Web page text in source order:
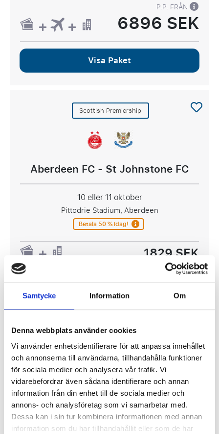
Samtycke Information Om
Denna webbplats använder cookies
Vi använder enhetsidentifierare för att anpassa innehållet
och annonserna till användarna, tillhandahålla funktioner
för sociala medier och analysera vår trafik. Vi
vidarebefordrar även sådana identifierare och annan
information från din enhet till de sociala medier och
annons- och analysföretag som vi samarbetar med.
Dessa kan i sin tur kombinera informationen med annan
information som du har tillhandahållit eller som de har
P.P. FRÅN
6896 SEK
Visa Paket
Scottish Premiership
Aberdeen FC - St Johnstone FC
10 eller 11 oktober
Pittodrie Stadium, Aberdeen
Betala 50 % idag!
1829 SEK
P.P. FRÅN
6238 SEK
Visa Paket
Scottish Premiership